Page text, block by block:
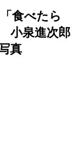
食べたら
小泉進次郎
真